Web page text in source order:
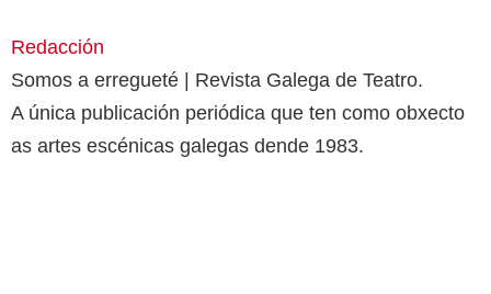
Redacción
Somos a erregueté | Revista Galega de Teatro.
A única publicación periódica que ten como obxecto
as artes escénicas galegas dende 1983.